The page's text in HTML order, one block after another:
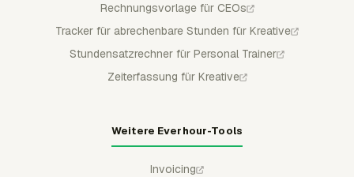
Rechnungsvorlage für CEOs
Tracker für abrechenbare Stunden für Kreative
Stundensatzrechner für Personal Trainer
Zeiterfassung für Kreative
Weitere Everhour-Tools
Invoicing